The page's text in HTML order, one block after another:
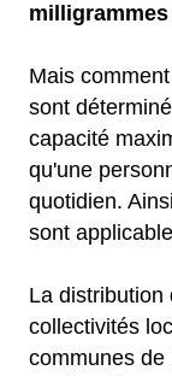
Mais
sont
capacité
qu'une
quotidien.
sont
La distribution
collectivités
communes de